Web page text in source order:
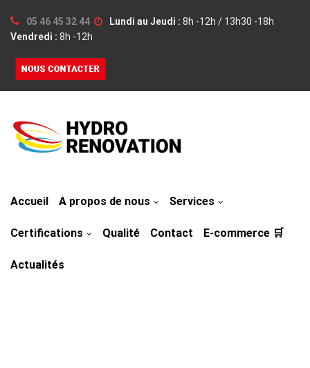
05 46 45 32 44 Lundi au Jeudi : 8h -12h / 13h30 -18h
Vendredi : 8h -12h
Accueil A propos de nous Services
Certifications Qualité Contact E-commerce 🛒
Actualités